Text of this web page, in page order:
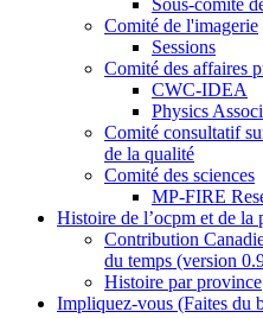
Comité de l'imagerie
Sessions
Comité des affaires
CWC-IDEA
Physics
Comité consultatif
de la qualité
Comité des sciences
MP-FIRE
Histoire de l’ocpm et de la
Contribution
du temps (version
Histoire par province
Impliquez-vous (Faites du